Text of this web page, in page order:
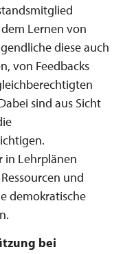
Lernen von
diese auch
von Feedbacks
sind aus Sicht
in Lehrplänen
und
demokratische
bei